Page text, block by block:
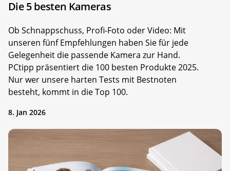
Die 5 besten Kameras
Ob Schnappschuss, Profi-Foto oder Video: Mit
unseren fünf Empfehlungen haben Sie für jede
Gelegenheit die passende Kamera zur Hand.
PCtipp präsentiert die 100 besten Produkte 2025.
Nur wer unsere harten Tests mit Bestnoten
besteht, kommt in die Top 100.
8. Jan 2026